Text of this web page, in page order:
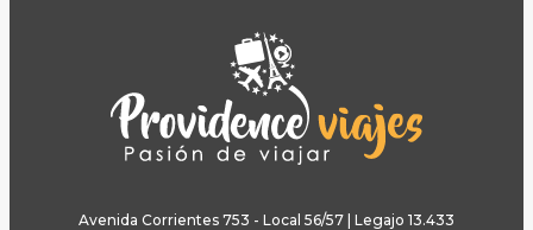
Avenida Corrientes 753 - Local 56/57 | Legajo 13.433